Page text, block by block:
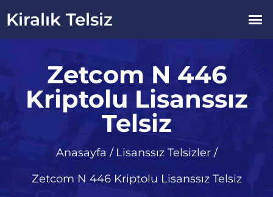
Zetcom N 446
Kriptolu Lisanssız
Telsiz
Anasayfa / Lisanssız Telsizler/
Zetcom N 446 Kriptolu Lisanssız Telsiz